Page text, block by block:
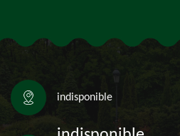
indisponible